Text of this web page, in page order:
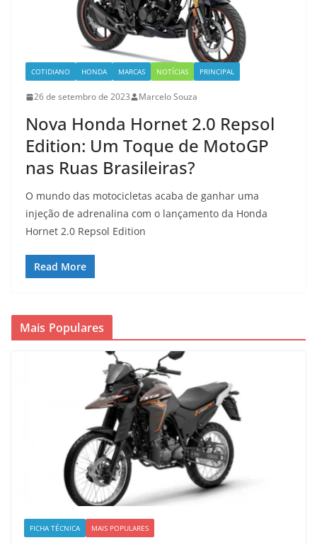
COTIDIANO HONDA MARCAS NOTÍCIAS PRINCIPAL
26 de setembro de 2023 Marcelo Souza
Nova Honda Hornet 2.0 Repsol
Edition: Um Toque de MotoGP
nas Ruas Brasileiras?
O mundo das motocicletas acaba de ganhar uma
injeção de adrenalina com o lançamento da Honda
Hornet 2.0 Repsol Edition
Read More
Mais Populares
FICHA TÉCNICA MAIS POPULARES